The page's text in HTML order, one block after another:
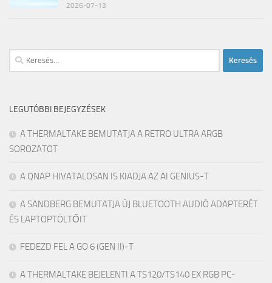
2026-07-13
Keresés:
LEGUTÓBBI BEJEGYZÉSEK
A THERMALTAKE BEMUTATJA A RETRO ULTRA ARGB
SOROZATOT
A QNAP HIVATALOSAN IS KIADJA AZ AI GENIUS-T
A SANDBERG BEMUTATJA ÚJ BLUETOOTH AUDIÓ ADAPTERÉT
ÉS LAPTOPTÖLTŐIT
FEDEZD FEL A GO 6 (GEN II)-T
A THERMALTAKE BEJELENTI A TS120/TS140 EX RGB PC-